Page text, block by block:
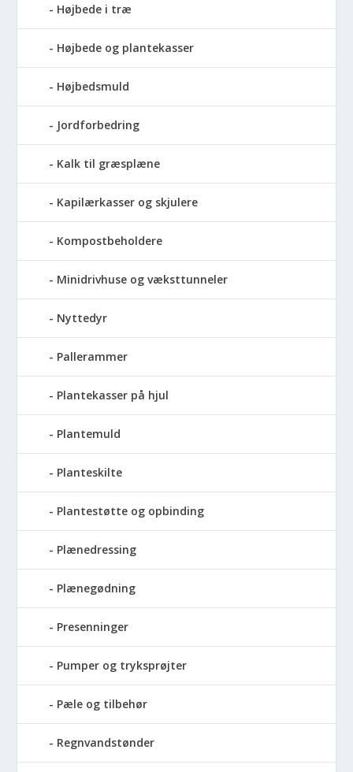
Højbede i træ
Højbede og plantekasser
Højbedsmuld
Jordforbedring
Kalk til græsplæne
Kapilærkasser og skjulere
Kompostbeholdere
Minidrivhuse og væksttunneler
Nyttedyr
Pallerammer
Plantekasser på hjul
Plantemuld
Planteskilte
Plantestøtte og opbinding
Plænedressing
Plænegødning
Presenninger
Pumper og tryksprøjter
Pæle og tilbehør
Regnvandstønder